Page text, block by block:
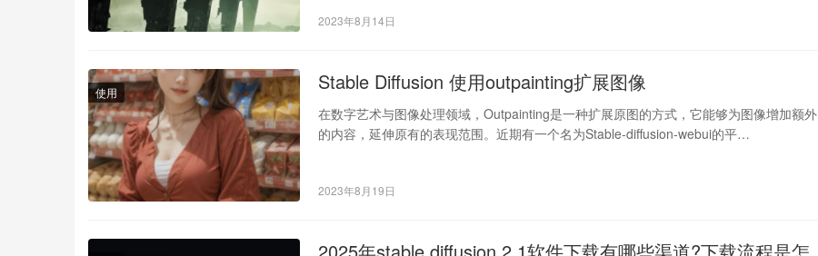
2023年8月14日
使用 Stable Diffusion 使用outpainting扩展图像
在数字艺术与图像处理领域，Outpainting是一种扩展原图的方式，它能够为图像增加额外
的内容，延伸原有的表现范围。近期有一个名为Stable-diffusion-webui的平…
2023年8月19日